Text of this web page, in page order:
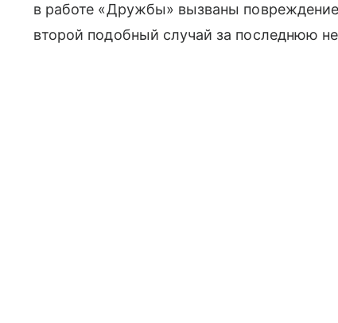
в работе «Дружбы» вызваны
второй подобный случай за последнюю